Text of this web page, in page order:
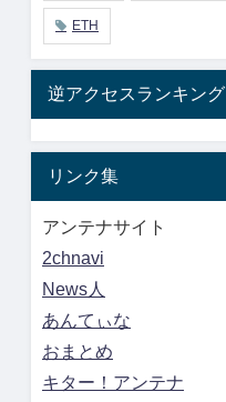
ETH
逆アクセスランキング
リンク集
アンテナサイト
2chnavi
News人
あんてぃな
おまとめ
キター！アンテナ